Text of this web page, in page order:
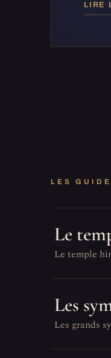
LIRE
LES
Le
Le temple
Les
Les grands